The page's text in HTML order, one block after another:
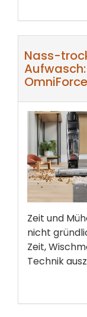
Nass-
Zeit und
nicht
Zeit,
Technik